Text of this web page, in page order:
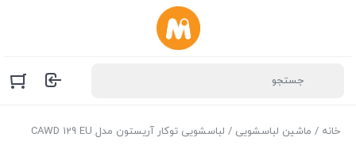
خانه / ماشین لباسشویی / لباسشویی توکار آریستون مدل CAWD 129 EU